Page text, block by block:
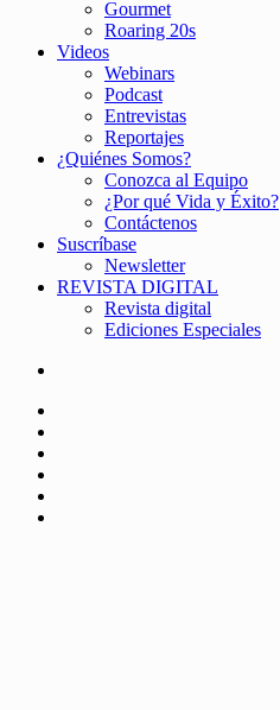
Gourmet
Roaring 20s
Videos
Webinars
Podcast
Entrevistas
Reportajes
¿Quiénes Somos?
Conozca al Equipo
¿Por qué Vida y Éxito?
Contáctenos
Suscríbase
Newsletter
REVISTA DIGITAL
Revista digital
Ediciones Especiales